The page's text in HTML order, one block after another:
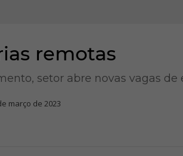
remotas
setor abre novas vagas de
março de 2023